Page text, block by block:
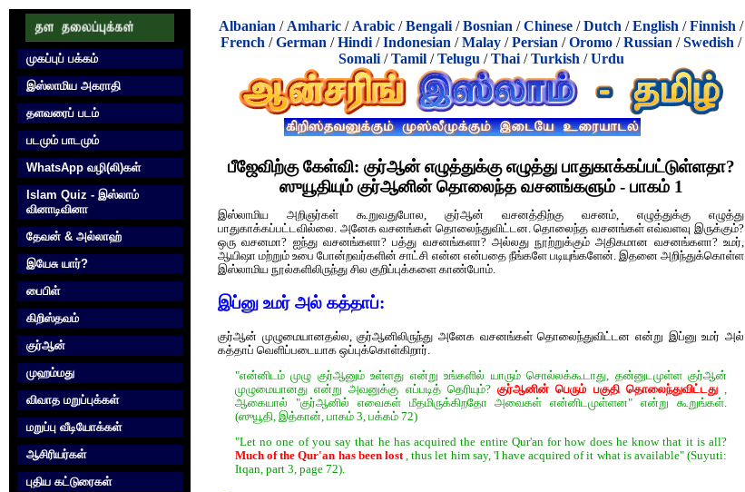
முகப்புப் பக்கம்
இஸ்லாமிய அகராதி
தளவரைப் படம்
படமும் பாடமும்
WhatsApp வழி(லி)கள்
Islam Quiz - இஸ்லாம்
வினாடிவினா
தேவன் & அல்லாஹ்
இயேசு யார்?
பைபிள்
கிறிஸ்தவம்
குர்‍ஆன்
முஹம்மது
விவாத மறுப்புக்கள்
மறுப்பு வீடியோக்கள்
ஆசிரியர்கள்
புதிய கட்டுரைகள்
Albanian / Amharic / Arabic /Bengali /Bosnian /Chinese /Dutch /English /Finnish /
French /German /Hindi /Indonesian /Malay /Persian /Oromo /Russian /Swedish /
Somali/Tamil/Telugu /Thai/Turkish /Urdu
பீஜேவிற்கு கேள்வி: குர்‍ஆன் எழுத்துக்கு எழுத்து பாதுகாக்கப்பட்டுள்ளதா?
ஸுயூதியும் குர்‍ஆனின் தொலைந்த வசனங்களும் - பாகம் 1
இஸ்லாமிய அறிஞர்கள் கூறுவதுபோல, குர்‍ஆன் வசனத்திற்கு வசனம், எழுத்துக்கு எழுத்து
பாதுகாக்கப்பட்டவில்லை. அனேக வசனங்கள் தொலைந்துவிட்டன. தொலைந்த வசனங்கள் எவ்வளவு இருக்கும்?
ஒரு வசனமா? ஐந்து வசனங்களா? பத்து வசனங்களா? அல்லது நூற்றுக்கும் அதிகமான வசனங்களா? உமர்,
ஆயிஷா மற்றும் உபை போன்றவர்களின் சாட்சி என்ன என்பதை நீங்களே படியுங்களேன். இதனை அறிந்துக்கொள்ள
இஸ்லாமிய நூல்களிலிருந்து சில குறிப்புக்களை காண்போம்.
இப்னு உமர் அல் கத்தாப்:
குர்‍ஆன் முழுமையானதல்ல, குர்‍ஆனிலிருந்து அனேக வசனங்கள் தொலைந்துவிட்டன என்று இப்னு உமர் அல்
கத்தாப் வெளிப்படையாக ஒப்புக்கொள்கிறார்.
"என்னிடம் முழு குர்‍ஆனும் உள்ளது என்று உங்களில் யாரும் சொல்லக்கூடாது, தன்னுடமுள்ள குர்‍ஆன்
முழுமையானது என்று அவனுக்கு எப்படித் தெரியும்?குர்‍ஆனின் பெரும் பகுதி தொலைந்துவிட்டது,
ஆகையால் "குர்‍ஆனில் எவைகள் மீதமிருக்கிறதோ அவைகள் என்னிடமுள்ளன" என்று கூறுங்கள்.
(ஸுயூதி, இத்கான், பாகம் 3, பக்கம் 72)
"Let no one of you say that he has acquired the entire Qur'an for how does he know that it is all?
Much of the Qur'an has been lost, thus let him say, 'I have acquired of it what is available" (Suyuti:
Itqan, part 3, page 72).